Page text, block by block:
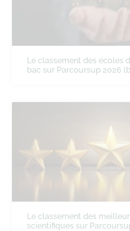
Le classement des écoles
bac sur Parcoursup 2026
Le classement des
scientifiques sur